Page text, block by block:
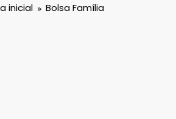
inicial Bolsa Família